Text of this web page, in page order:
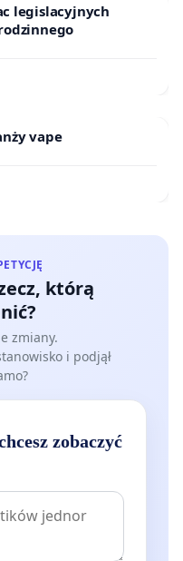
legislacyjnych
vape
którą
zmiany.
i podjął
zobaczyć